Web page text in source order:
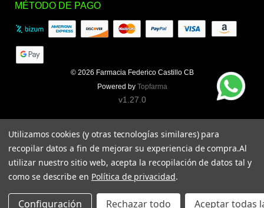
MÉTODO DE PAGO
© 2026 Farmacia Federico Castillo CB
Powered by Topfarma
v1.27.0
Utilizamos cookies (y otras tecnologías similares) para
recopilar datos a fin de mejorar su experiencia de compra.Al
utilizar nuestro sitio web, acepta la recopilación de datos tal y
como se describe en Política de privacidad.
Configuración Rechazar todo Aceptar todas